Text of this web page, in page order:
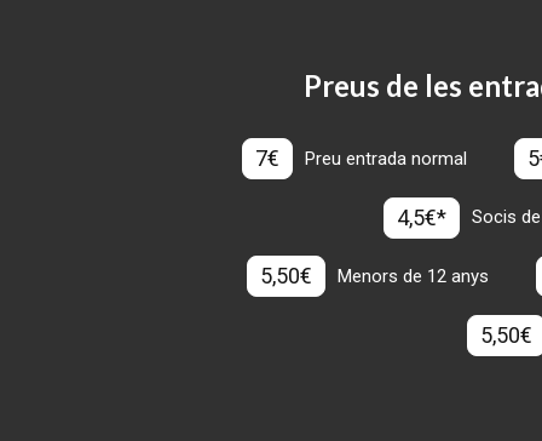
Preus de les
7€ Preu entrada normal
4,5€* Socis
5,50€ Menors de 12 anys
5,50€